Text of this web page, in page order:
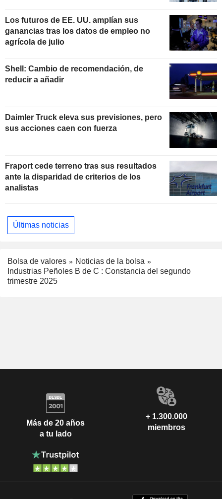
Los futuros de EE. UU. amplían sus
ganancias tras los datos de empleo no
agrícola de julio
Shell: Cambio de recomendación, de
reducir a añadir
Daimler Truck eleva sus previsiones, pero
sus acciones caen con fuerza
Fraport cede terreno tras sus resultados
ante la disparidad de criterios de los
analistas
Últimas noticias
Bolsa de valores
Noticias de la bolsa
Industrias Peñoles B de C : Constancia del segundo
trimestre 2025
Más de 20 años
a tu lado
+ 1.300.000
miembros